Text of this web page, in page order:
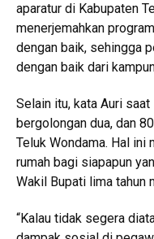
aparatur di Kabupaten
menerjemahkan
dengan baik, sehingga
dengan baik dari
Selain itu, kata Auri
bergolongan dua, dan
Teluk Wondama. Hal ini
rumah bagi siapapun
Wakil Bupati lima tahun
“Kalau tidak segera